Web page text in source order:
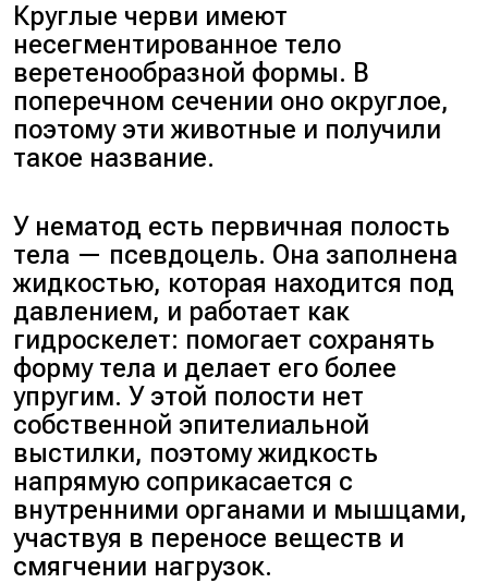
Круглые черви имеют
несегментированное тело
веретенообразной формы. В
поперечном сечении оно округлое,
поэтому эти животные и получили
такое название.
У нематод есть первичная полость
тела — псевдоцель. Она заполнена
жидкостью, которая находится под
давлением, и работает как
гидроскелет: помогает сохранять
форму тела и делает его более
упругим. У этой полости нет
собственной эпителиальной
выстилки, поэтому жидкость
напрямую соприкасается с
внутренними органами и мышцами,
участвуя в переносе веществ и
смягчении нагрузок.